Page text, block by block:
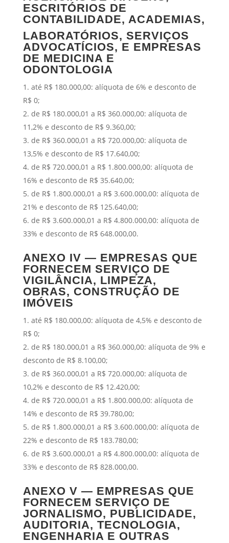
ESCRITÓRIOS DE
CONTABILIDADE, ACADEMIAS,
LABORATÓRIOS, SERVIÇOS
ADVOCATÍCIOS, E EMPRESAS
DE MEDICINA E
ODONTOLOGIA
até R$ 180.000,00: alíquota de 6% e desconto de
R$ 0;
de R$ 180.000,01 a R$ 360.000,00: alíquota de
11,2% e desconto de R$ 9.360,00;
de R$ 360.000,01 a R$ 720.000,00: alíquota de
13,5% e desconto de R$ 17.640,00;
de R$ 720.000,01 a R$ 1.800.000,00: alíquota de
16% e desconto de R$ 35.640,00;
de R$ 1.800.000,01 a R$ 3.600.000,00: alíquota de
21% e desconto de R$ 125.640,00;
de R$ 3.600.000,01 a R$ 4.800.000,00: alíquota de
33% e desconto de R$ 648.000,00.
ANEXO IV — EMPRESAS QUE
FORNECEM SERVIÇO DE
VIGILÂNCIA, LIMPEZA,
OBRAS, CONSTRUÇÃO DE
IMÓVEIS
até R$ 180.000,00: alíquota de 4,5% e desconto de
R$ 0;
de R$ 180.000,01 a R$ 360.000,00: alíquota de 9% e
desconto de R$ 8.100,00;
de R$ 360.000,01 a R$ 720.000,00: alíquota de
10,2% e desconto de R$ 12.420,00;
de R$ 720.000,01 a R$ 1.800.000,00: alíquota de
14% e desconto de R$ 39.780,00;
de R$ 1.800.000,01 a R$ 3.600.000,00: alíquota de
22% e desconto de R$ 183.780,00;
de R$ 3.600.000,01 a R$ 4.800.000,00: alíquota de
33% e desconto de R$ 828.000,00.
ANEXO V — EMPRESAS QUE
FORNECEM SERVIÇO DE
JORNALISMO, PUBLICIDADE,
AUDITORIA, TECNOLOGIA,
ENGENHARIA E OUTRAS